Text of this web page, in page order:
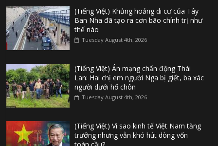
(Tiếng Việt) Khủng hoảng di cư của Tây
Ban Nha đã tạo ra cơn bão chính trị như
thế nào
Tuesday August 4th, 2026
(Tiếng Việt) Án mạng chấn động Thái
Lan: Hai chị em người Nga bị giết, ba xác
người dưới hố chôn
Tuesday August 4th, 2026
(Tiếng Việt) Vì sao kinh tế Việt Nam tăng
trưởng nhưng vẫn khó hút dòng vốn